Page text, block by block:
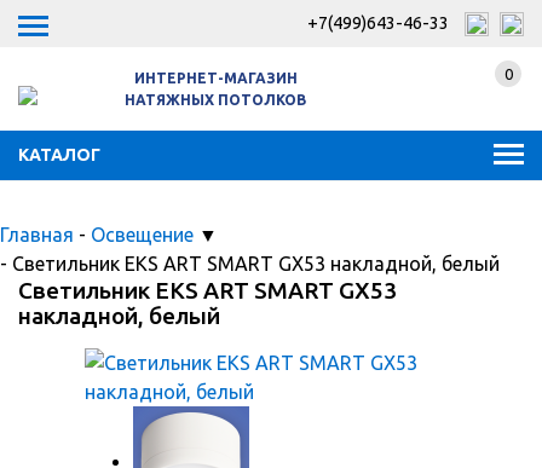
+7(499)643-46-33
ИНТЕРНЕТ-МАГАЗИН
НАТЯЖНЫХ ПОТОЛКОВ
КАТАЛОГ
0
Главная - Освещение ▼
- Светильник EKS ART SMART GX53 накладной, белый
Светильник EKS ART SMART GX53
накладной, белый